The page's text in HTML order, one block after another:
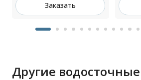
Заказать
Другие